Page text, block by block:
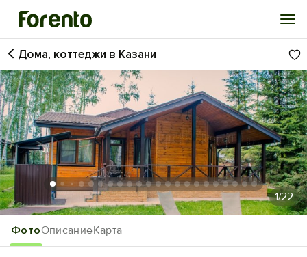
Войти
Избранное
История просмотра
Добавить свой объект
ФотоОписаниеКарта
Дома, коттеджи в Казани
1/22